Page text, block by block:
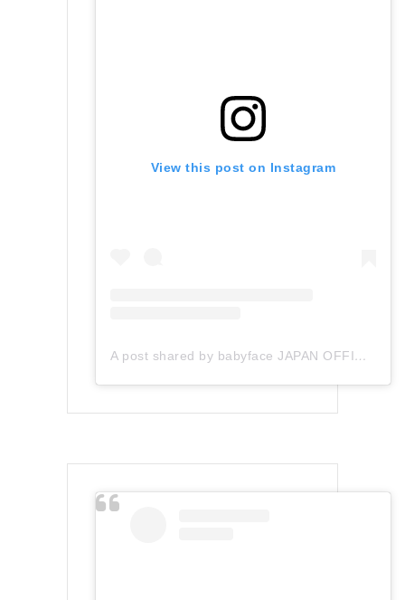
View this post on Instagram
A post shared by babyface JAPAN OFFICIAL (@babyface_japan)